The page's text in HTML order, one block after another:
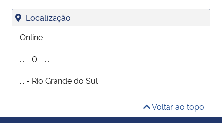
Localização
Online
... - 0 - ...
... - Rio Grande do Sul
Voltar ao topo